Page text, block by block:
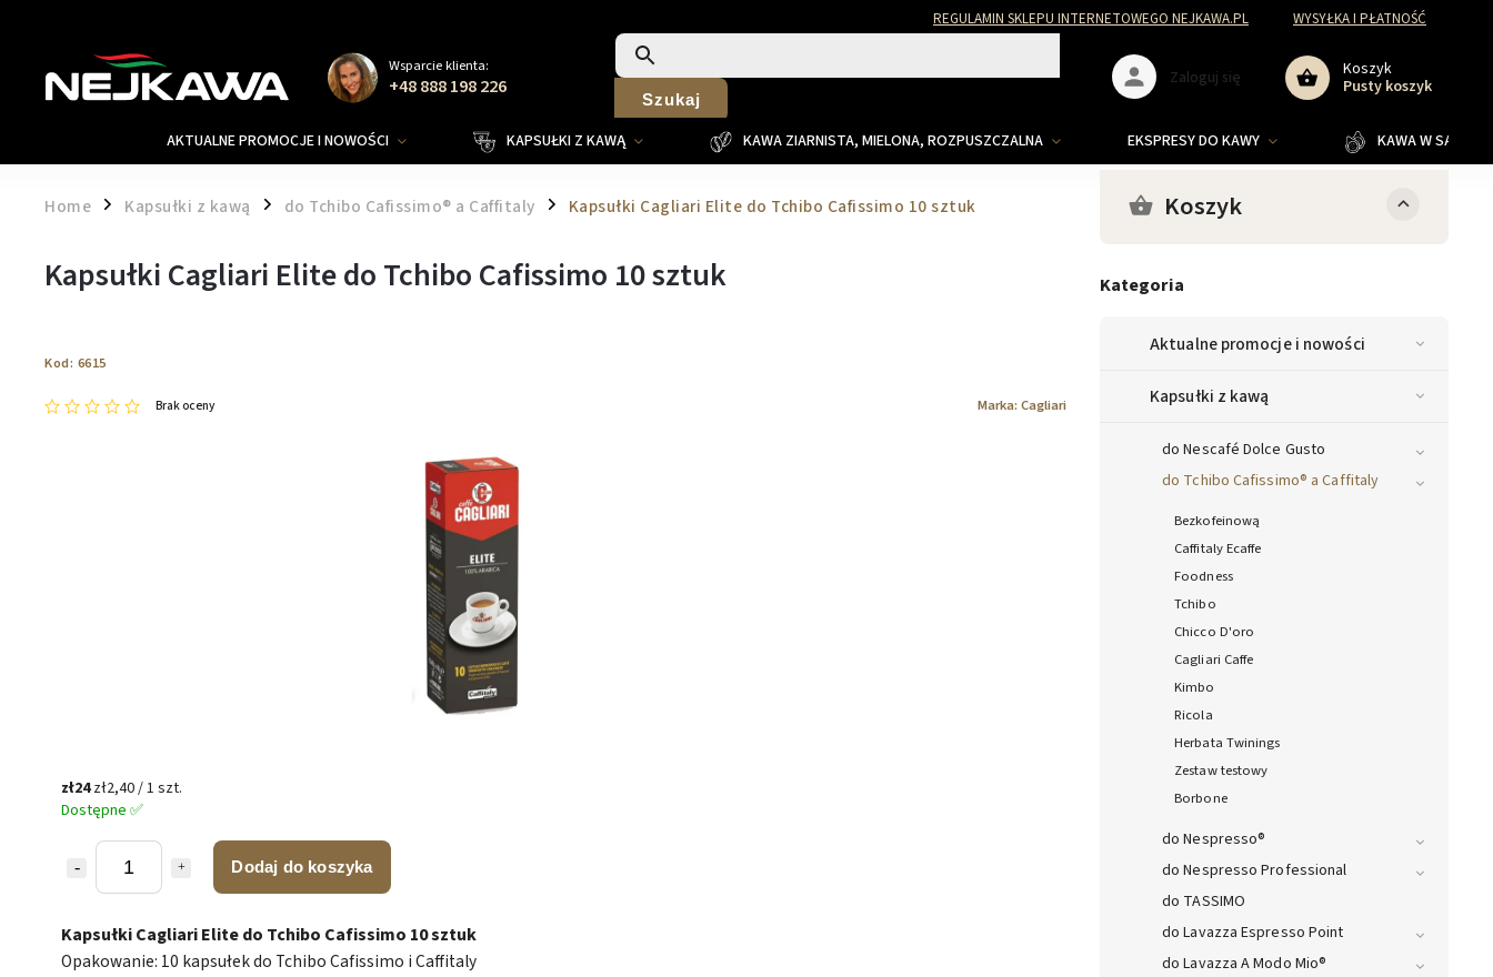
REGULAMIN SKLEPU INTERNETOWEGO NEJKAWA.PL WYSYŁKA I PŁATNOŚĆ
Wsparcie klienta:
+48 888 198 226 Szukaj
Koszyk
Pusty koszyk
Zaloguj się
AKTUALNE PROMOCJE I NOWOŚCI KAPSUŁKI Z KAWĄ KAWA ZIARNISTA, MIELONA, ROZPUSZCZALNA EKSPRESY DO KAWY KAWA W
Home / Kapsułki z kawą / do Tchibo Cafissimo® a Caffitaly / Kapsułki Cagliari Elite do Tchibo Cafissimo 10 sztuk Koszyk
Kategoria
Aktualne promocje i nowości
Kapsułki z kawą
do Nescafé Dolce Gusto
do Tchibo Cafissimo® a Caffitaly
Bezkofeinową
Caffitaly Ecaffe
Foodness
Tchibo
Chicco D'oro
Cagliari Caffe
Kimbo
Ricola
Herbata Twinings
Zestaw testowy
Borbone
do Nespresso®
do Nespresso Professional
do TASSIMO
do Lavazza Espresso Point
do Lavazza A Modo Mio®
Kapsułki Cagliari Elite do Tchibo Cafissimo 10 sztuk
Kod: 6615
Brak oceny Marka: Cagliari
zł24zł2,40 / 1 szt.
Dostępne ✅
Dodaj do koszyka
Kapsułki Cagliari Elite do Tchibo Cafissimo 10 sztuk
Opakowanie: 10 kapsułek do Tchibo Cafissimo i Caffitaly